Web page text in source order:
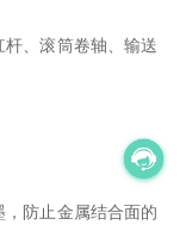
、滚筒卷轴、输送
防止金属结合面的